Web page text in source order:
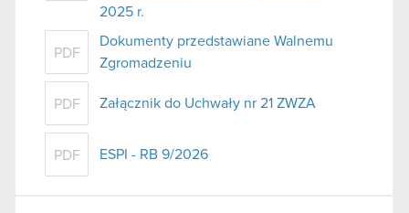
2025 r.
PDF
Dokumenty przedstawiane Walnemu
Zgromadzeniu
PDF Załącznik do Uchwały nr 21 ZWZA
PDF ESPI - RB 9/2026